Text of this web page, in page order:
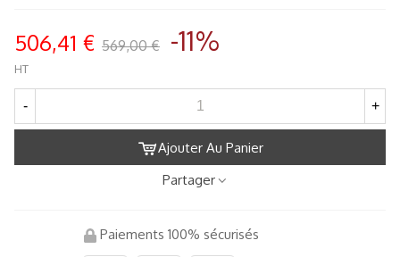
506,41 € 569,00 € -11%
HT
- +
Ajouter Au Panier
Partager
Paiements 100% sécurisés